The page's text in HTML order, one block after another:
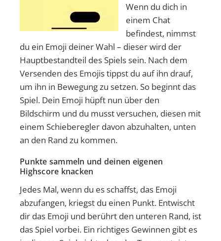
Wenn du dich in
einem Chat
befindest, nimmst
du ein Emoji deiner Wahl – dieser wird der
Hauptbestandteil des Spiels sein. Nach dem
Versenden des Emojis tippst du auf ihn drauf,
um ihn in Bewegung zu setzen. So beginnt das
Spiel. Dein Emoji hüpft nun über den
Bildschirm und du musst versuchen, diesen mit
einem Schieberegler davon abzuhalten, unten
an den Rand zu kommen.
Punkte sammeln und deinen eigenen
Highscore knacken
Jedes Mal, wenn du es schaffst, das Emoji
abzufangen, kriegst du einen Punkt. Entwischt
dir das Emoji und berührt den unteren Rand, ist
das Spiel vorbei. Ein richtiges Gewinnen gibt es